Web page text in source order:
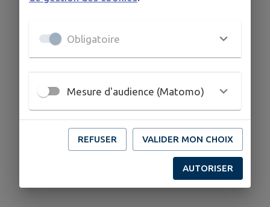
Obligatoire
Mesure d'audience (Matomo)
REFUSER VALIDER MON CHOIX
AUTORISER